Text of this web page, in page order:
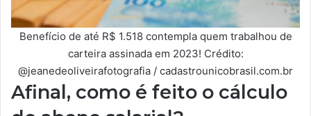
Benefício de até R$ 1.518 contempla quem trabalhou de
carteira assinada em 2023! Crédito:
@jeanedeoliveirafotografia / cadastrounicobrasil.com.br
Afinal, como é feito o cálculo